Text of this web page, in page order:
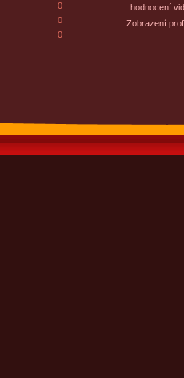
0
0
0
hodnocení
Zobrazení